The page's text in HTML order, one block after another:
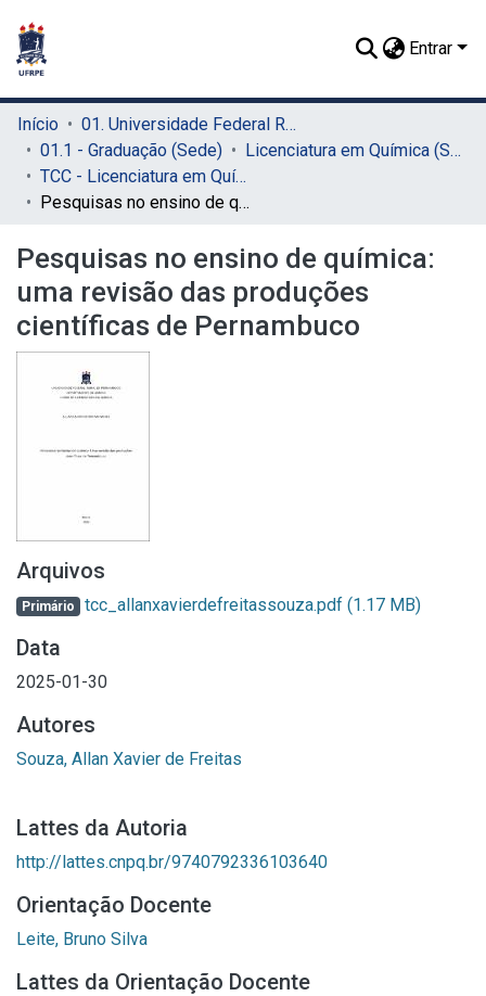
Entrar
Início
01. Universidade Federal Rural de Pernambuco - UFRPE (Sede)
01.1 - Graduação (Sede)
Licenciatura em Química (Sede)
TCC - Licenciatura em Química (Sede)
Pesquisas no ensino de química: uma revisão das produções científicas de Pernambuco
Pesquisas no ensino de química:
uma revisão das produções
científicas de Pernambuco
Arquivos
Primário tcc_allanxavierdefreitassouza.pdf (1.17 MB)
Data
2025-01-30
Autores
Souza, Allan Xavier de Freitas
Lattes da Autoria
http://lattes.cnpq.br/9740792336103640
Orientação Docente
Leite, Bruno Silva
Lattes da Orientação Docente